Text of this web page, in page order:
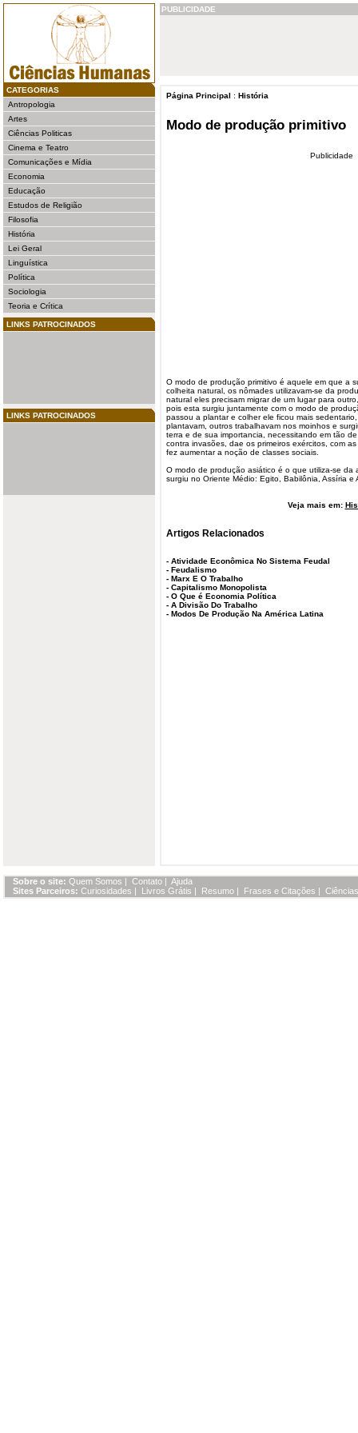
CATEGORIAS
Antropologia
Artes
Ciências Politicas
Cinema e Teatro
Comunicações e Mídia
Economia
Educação
Estudos de Religião
Filosofia
História
Lei Geral
Linguística
Política
Sociologia
Teoria e Crítica
LINKS PATROCINADOS
LINKS PATROCINADOS
PUBLICIDADE
Página Principal : História
Modo de produção primitivo
Publicidade
O modo de produção primitivo é aquele em que a
colheita natural, os nômades utilizavam-se da
natural eles precisam migrar de um lugar para
pois esta surgiu juntamente com o modo de
passou a plantar e colher ele ficou mais
plantavam, outros trabalhavam nos moinhos e
terra e de sua importancia, necessitando em tão
contra invasões, dae os primeiros exércitos, com
fez aumentar a noção de classes sociais.
O modo de produção asiático é o que utiliza-se da
surgiu no Oriente Médio: Egito, Babilônia, Assíria e
Veja mais em:
Artigos Relacionados
- Atividade Econômica No Sistema Feudal
- Feudalismo
- Marx E O Trabalho
- Capitalismo Monopolista
- O Que é Economia Política
- A Divisão Do Trabalho
- Modos De Produção Na América Latina
Sobre o site: Quem Somos | Contato | Ajuda
Sites Parceiros: Curiosidades | Livros Grátis | Resumo | Frases e Citações |